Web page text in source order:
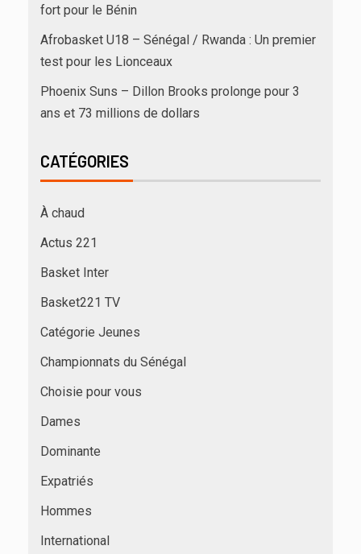
fort pour le Bénin
Afrobasket U18 – Sénégal / Rwanda : Un premier
test pour les Lionceaux
Phoenix Suns – Dillon Brooks prolonge pour 3
ans et 73 millions de dollars
CATÉGORIES
À chaud
Actus 221
Basket Inter
Basket221 TV
Catégorie Jeunes
Championnats du Sénégal
Choisie pour vous
Dames
Dominante
Expatriés
Hommes
International